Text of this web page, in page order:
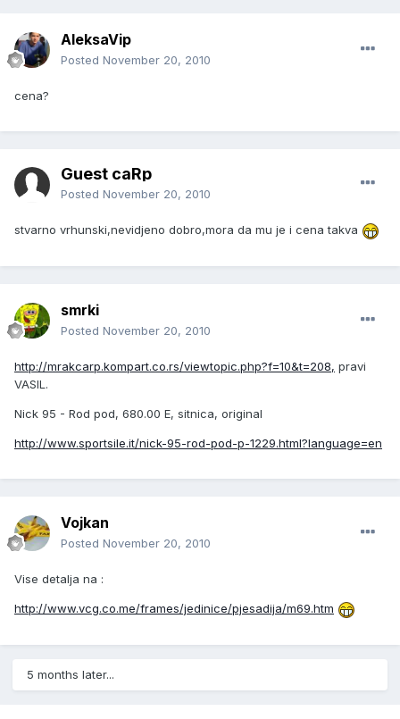
AleksaVip
Posted November 20, 2010
cena?
Guest caRp
Posted November 20, 2010
stvarno vrhunski,nevidjeno dobro,mora da mu je i cena takva
smrki
Posted November 20, 2010
http://mrakcarp.kompart.co.rs/viewtopic.php?f=10&t=208, pravi
VASIL.
Nick 95 - Rod pod, 680.00 E, sitnica, original
http://www.sportsile.it/nick-95-rod-pod-p-1229.html?language=en
Vojkan
Posted November 20, 2010
Vise detalja na :
http://www.vcg.co.me/frames/jedinice/pjesadija/m69.htm
5 months later...